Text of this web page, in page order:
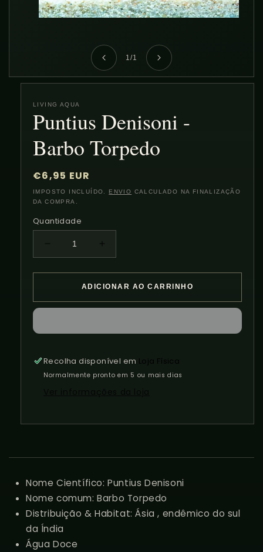
1/de
1
LIVING AQUA
Puntius Denisoni -
Barbo Torpedo
Preço
normal
€6,95 EUR
IMPOSTO INCLUÍDO. ENVIO CALCULADO NA FINALIZAÇÃO
DA COMPRA.
Quantidade
Diminuir
a
quantidade
Denisoni
Barbo
a
quantidade
de
Denisoni
Barbo
ADICIONAR AO CARRINHO
Recolha disponível em Loja Física
Normalmente pronto em 5 ou mais dias
Nome Científico: Puntius Denisoni
Nome comum: Barbo Torpedo
Distribuição & Habitat: Ásia , endêmico do sul
da Índia
Água Doce